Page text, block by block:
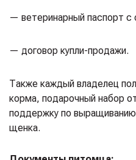
— ветеринарный паспорт с
— договор купли-продажи.
Также каждый владелец
корма, подарочный набор
поддержку по
щенка.